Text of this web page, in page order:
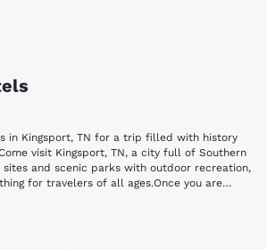
in Kingsport, TN for a trip filled with history
visit Kingsport, TN, a city full of Southern
and scenic parks with outdoor recreation,
for travelers of all ages.Once you are